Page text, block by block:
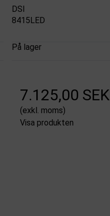
DSI
8415LED
På lager
7.125,00 SEK
(exkl. moms)
Visa produkten